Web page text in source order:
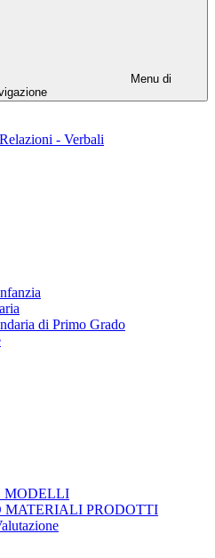
Menu di
- Verbali
di Primo Grado
MODELLI
MATERIALI PRODOTTI